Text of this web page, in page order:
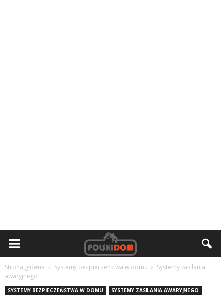
Strona główna Systemy bezpieczeństwa w domu
Systemy zasilania
awaryjnego
SYSTEMY BEZPIECZEŃSTWA W DOMU SYSTEMY ZASILANIA AWARYJNEGO